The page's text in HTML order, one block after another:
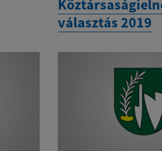
választás 2019